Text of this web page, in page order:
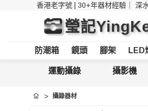
香港老字號 | 30+年器材經驗｜ 深
瑩記
防潮箱 鏡頭 腳架 LED
運動攝錄 攝影機
首頁 攝錄器材